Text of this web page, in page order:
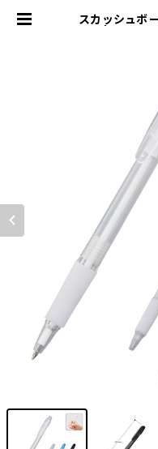
スカッシュボ